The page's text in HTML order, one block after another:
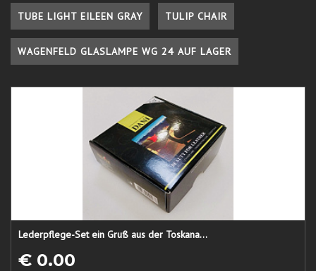
TUBE LIGHT EILEEN GRAY TULIP CHAIR
WAGENFELD GLASLAMPE WG 24 AUF LAGER
Lederpflege-Set ein Gruß aus der Toskana...
€ 0.00